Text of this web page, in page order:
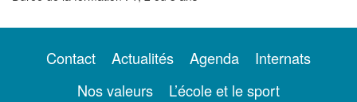
Contact Actualités Agenda
Internats
Nos valeurs
L’école et le sport